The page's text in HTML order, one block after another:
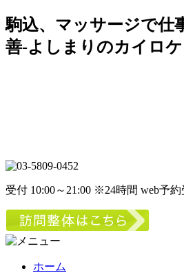
駒込、マッサージで仕
善-よしまりのカイロ
受付 10:00～21:00 ※24時間 web予約
ホーム